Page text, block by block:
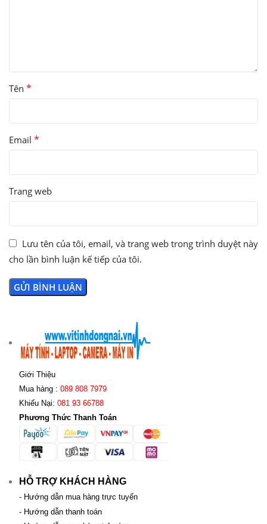
Tên *
Email *
Trang web
Lưu tên của tôi, email, và trang web trong trình duyệt này
cho lần bình luận kế tiếp của tôi.
Giới Thiệu
Mua hàng : 089 808 7979
Khiếu Nại: 081 93 66788
Phương Thức Thanh Toán
HỖ TRỢ KHÁCH HÀNG
- Hướng dẫn mua hàng trực tuyến
- Hướng dẫn thanh toán